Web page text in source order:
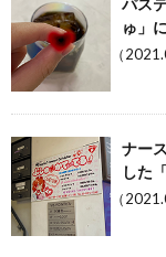
パス
ゅ」
（
ナー
した
（